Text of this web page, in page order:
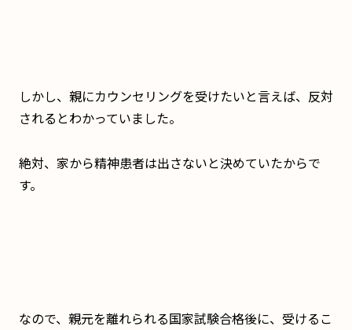
しかし、親にカウンセリングを受けたいと言えば、反対
されるとわかっていました。
絶対、家から精神患者は出さないと決めていたからで
す。
なので、親元を離れられる国家試験合格後に、受けるこ